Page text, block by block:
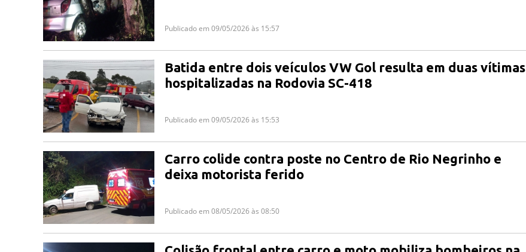
Publicado em 09/05/2026 às 15:57
Batida entre dois veículos VW Gol resulta em duas vítimas
hospitalizadas na Rodovia SC-418
Publicado em 09/05/2026 às 15:53
Carro colide contra poste no Centro de Rio Negrinho e
deixa motorista ferido
Publicado em 08/05/2026 às 08:50